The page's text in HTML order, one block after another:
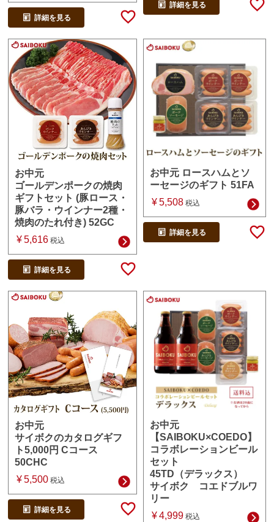
詳細を見る
詳細を見る
お中元
ゴールデンポークの焼肉
ギフトセット (豚ロース・
豚バラ・ウインナー2種・
焼肉のたれ付き) 52GC
¥ 5,616 税込
詳細を見る
お中元 ロースハムとソ
ーセージのギフト 51FA
¥5,508 税込
詳細を見る
お中元
サイボクのカタログギフ
ト5,000円 Cコース
50CHC
¥ 5,500 税込
詳細を見る
お中元
【SAIBOKU×COEDO】
コラボレーションビール
セット
45TD（デラックス）
サイボク コエドブルワ
リー
¥4,999 税込